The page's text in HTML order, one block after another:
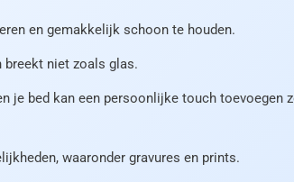
en gemakkelijk schoon te houden.
breekt niet zoals glas.
je bed kan een persoonlijke touch toevoegen
waaronder gravures en prints.